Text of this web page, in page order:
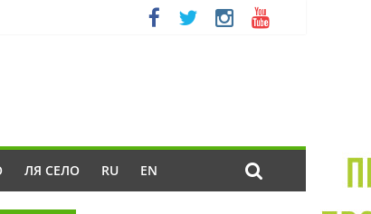
ЛЯ СЕЛО RU EN